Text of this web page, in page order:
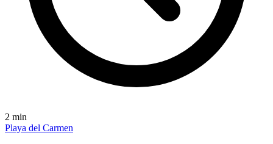
2 min
Playa del Carmen